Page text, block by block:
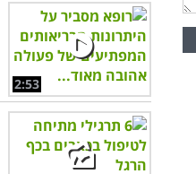
2:53